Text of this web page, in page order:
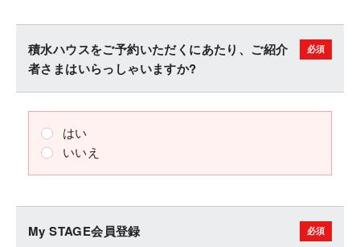
積水ハウスをご予約いただくにあたり、ご紹介
者さまはいらっしゃいますか?
はい
いいえ
My STAGE会員登録